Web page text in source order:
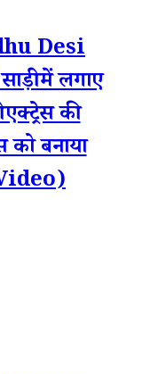
Desi
में लगाए
की
बनाया